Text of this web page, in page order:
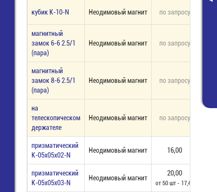
Клемма
кубик К-10-N Неодимовый магнит по запросу
магнитный
замок 6-6 2.5/1
(пара)
Неодимовый магнит по запросу
магнитный
замок 8-6 2.5/1
(пара)
Неодимовый магнит по запросу
на
телескопическом
держателе
Неодимовый магнит по запросу
призматический
K-05х05х02-N
Неодимовый магнит 16,00
призматический
K-05х05х03-N
Неодимовый магнит
20,00
от 50 шт - 17,40